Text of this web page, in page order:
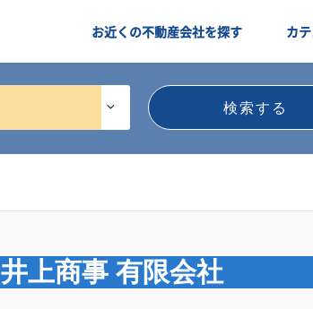
お近くの不動産会社を探す カ
井上商事 有限会社